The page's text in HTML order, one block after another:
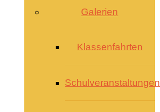
Galerien
Klassenfahrten
Schulveranstaltungen